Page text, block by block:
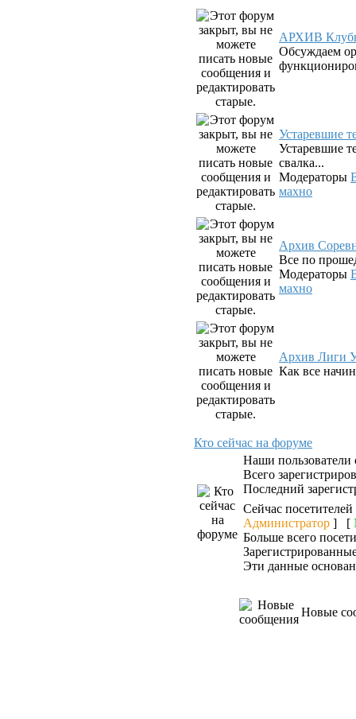
АРХИВ
Обсуждаем
Устаревшие
Устаревшие
свалка...
Модераторы
махно
Архив
Все по
Модераторы
махно
Архив Лиги
Как все
Кто сейчас на форуме
Наши
Всего
Последний
Сейчас
Администратор ] [
Больше всего
Эти данные
Новые